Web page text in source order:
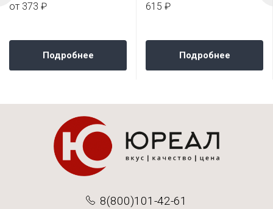
от 373 ₽
Подробнее
615 ₽
Подробнее
8(800)101-42-61